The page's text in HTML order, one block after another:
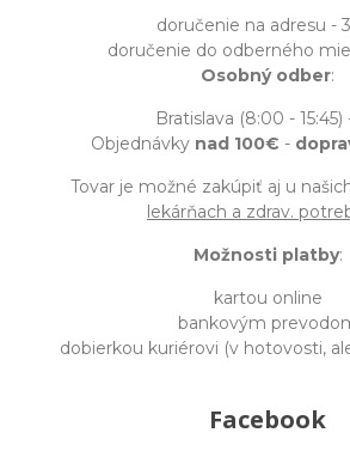
doručenie na adresu -
doručenie do odberného
Osobný odber:
Bratislava (8:00 - 15:45)
Objednávky nad 100€ -
Tovar je možné zakúpiť aj u
lekárňach a zdrav.
Možnosti platby:
kartou online
bankovým
dobierkou kuriérovi (v hotovosti,
Facebook